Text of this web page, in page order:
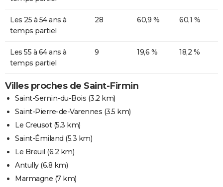
Les 25 à 54 ans à
temps partiel
28 60,9 % 60,1 %
Les 55 à 64 ans à
temps partiel
9 19,6 % 18,2 %
Villes proches de Saint-Firmin
Saint-Sernin-du-Bois (3.2 km)
Saint-Pierre-de-Varennes (3.5 km)
Le Creusot(5.3 km)
Saint-Émiland (5.3 km)
Le Breuil (6.2 km)
Antully(6.8 km)
Marmagne (7 km)